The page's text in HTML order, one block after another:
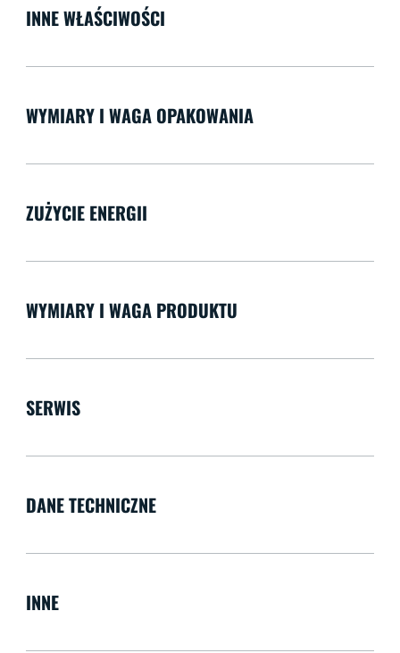
INNE WŁAŚCIWOŚCI
WYMIARY I WAGA OPAKOWANIA
ZUŻYCIE ENERGII
WYMIARY I WAGA PRODUKTU
SERWIS
DANE TECHNICZNE
INNE